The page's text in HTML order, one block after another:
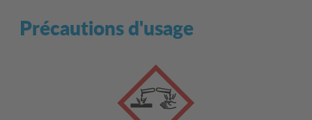
Précautions d'usage